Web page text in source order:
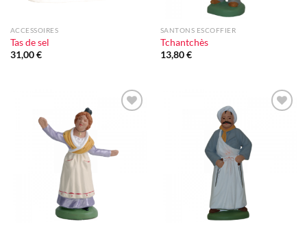
ACCESSOIRES
Tas de sel
31,00€
SANTONS ESCOFFIER
Tchantchès
13,80€